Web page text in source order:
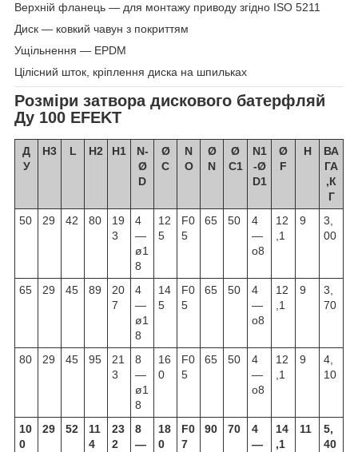
Верхній фланець — для монтажу приводу згідно ISO 5211
Диск — ковкий чавун з покриттям
Ущільнення — EPDM
Цілісний шток, кріплення диска на шпильках
Розміри затвора дискового батерфляй
Ду 100 EFEKT
Д
У
H3 L H2 H1
N-
Ø
D
Ø
C
N
O
Ø
N
Ø
C1
N1
-Ø
D1
Ø
F
H
ВА
ГА
,К
Г
50
29 42 80
19
3
4
—
ø1
8
12
5
F0
5
65 50
4
—
o8
12
,1
9
3,
00
65 29 45 89
20
7
4
—
ø1
8
14
5
F0
5
65 50
4
—
o8
12
,1
9
3,
70
80 29 45 95
21
3
8
—
ø1
8
16
0
F0
5
65 50
4
—
o8
12
,1
9
4,
10
10
0
29 52
11
4
23
2
8
—
18
0
F0
7
90 70
4
—
14
,1
11
5,
40